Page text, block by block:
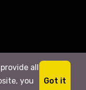
all
you
Got it